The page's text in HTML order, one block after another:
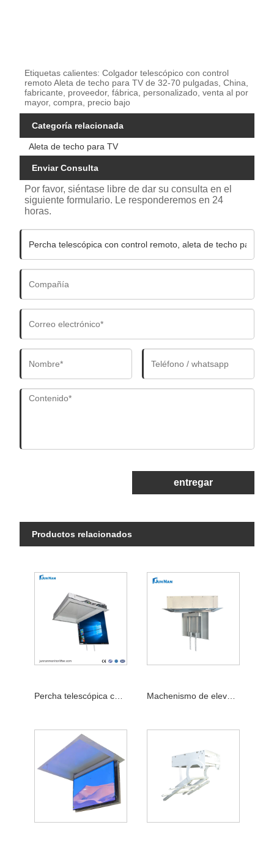
Etiquetas calientes: Colgador telescópico con control
remoto Aleta de techo para TV de 32-70 pulgadas, China,
fabricante, proveedor, fábrica, personalizado, venta al por
mayor, compra, precio bajo
Categoría relacionada
Aleta de techo para TV
Enviar Consulta
Por favor, siéntase libre de dar su consulta en el
siguiente formulario. Le responderemos en 24
horas.
entregar
Productos relacionados
Percha telescópica con Control remoto, aleta de techo eléctrica para TV de 32-70 pulgadas Machenismo de elevación de techo para TV Flipper de fábrica